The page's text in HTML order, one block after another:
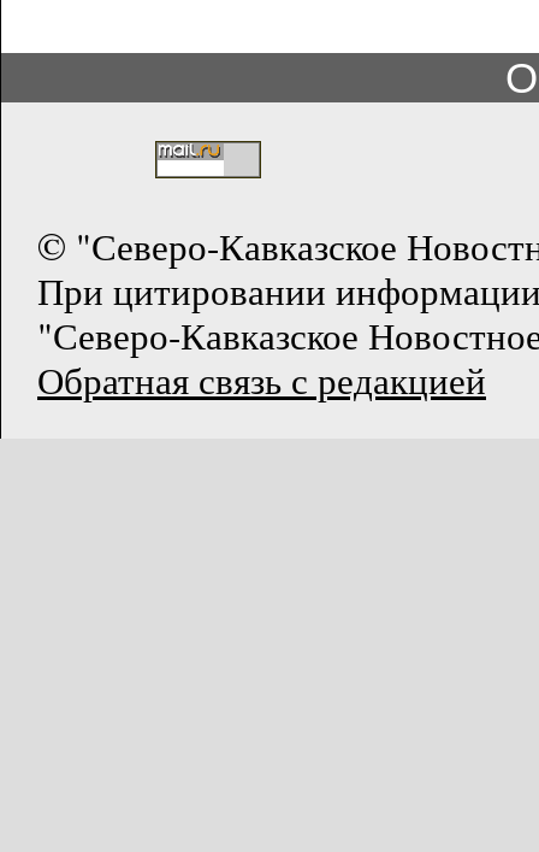
О
© "Северо-Кавказское
При цитировании
"Северо-Кавказское
Обратная связь с редакцией